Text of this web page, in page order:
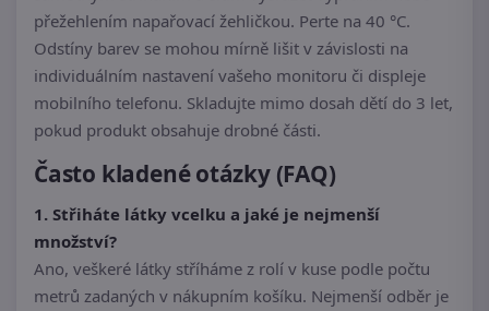
přežehlením napařovací žehličkou. Perte na 40 °C.
Odstíny barev se mohou mírně lišit v závislosti na
individuálním nastavení vašeho monitoru či displeje
mobilního telefonu. Skladujte mimo dosah dětí do 3 let,
pokud produkt obsahuje drobné části.
Často kladené otázky (FAQ)
1. Střiháte látky vcelku a jaké je nejmenší
množství?
Ano, veškeré látky stříháme z rolí v kuse podle počtu
metrů zadaných v nákupním košíku. Nejmenší odběr je